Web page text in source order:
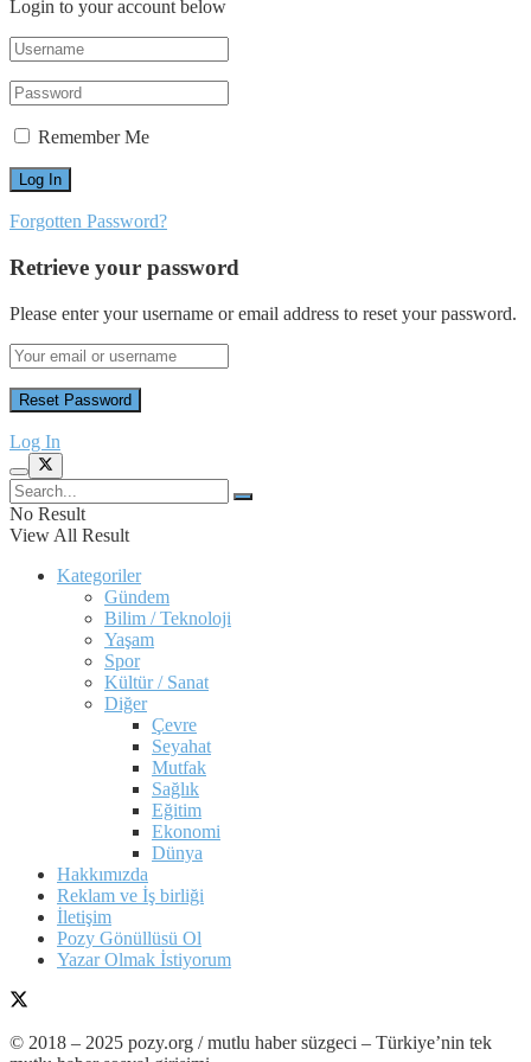
Login to your account below
Remember Me
Forgotten Password?
Retrieve your password
Please enter your username or email address to reset your password.
Log In
No Result
View All Result
Kategoriler
Gündem
Bilim / Teknoloji
Yaşam
Spor
Kültür / Sanat
Diğer
Çevre
Seyahat
Mutfak
Sağlık
Eğitim
Ekonomi
Dünya
Hakkımızda
Reklam ve İş birliği
İletişim
Pozy Gönüllüsü Ol
Yazar Olmak İstiyorum
© 2018 – 2025 pozy.org / mutlu haber süzgeci – Türkiye’nin tek